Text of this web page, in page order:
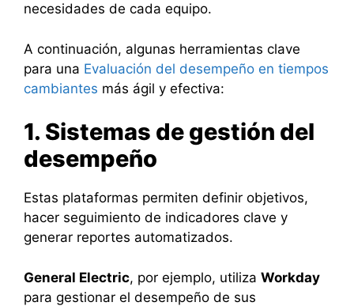
necesidades de cada equipo.
A continuación, algunas herramientas clave
para una Evaluación del desempeño en tiempos
cambiantes más ágil y efectiva:
1. Sistemas de gestión del
desempeño
Estas plataformas permiten definir objetivos,
hacer seguimiento de indicadores clave y
generar reportes automatizados.
General Electric, por ejemplo, utiliza Workday
para gestionar el desempeño de sus